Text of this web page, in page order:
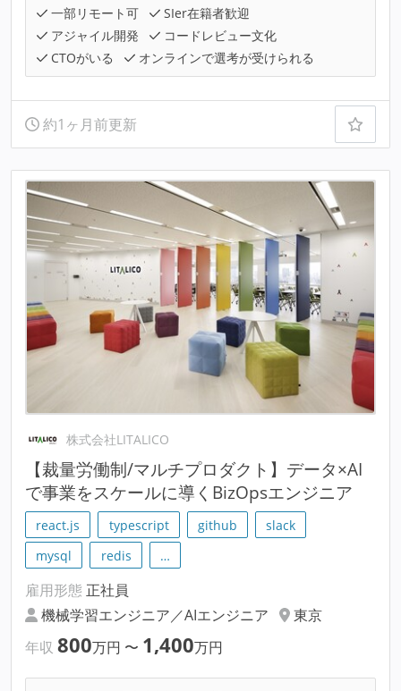
一部リモート可
SIer在籍者歓迎
アジャイル開発
コードレビュー文化
CTOがいる
オンラインで選考が受けられる
約1ヶ月前更新
株式会社LITALICO
【裁量労働制/マルチプロダクト】データ×AI
で事業をスケールに導くBizOpsエンジニア
react.js typescript github
slack
mysql
redis …
雇用形態 正社員
機械学習エンジニア／AIエンジニア
東京
年収 800万円 〜 1,400万円